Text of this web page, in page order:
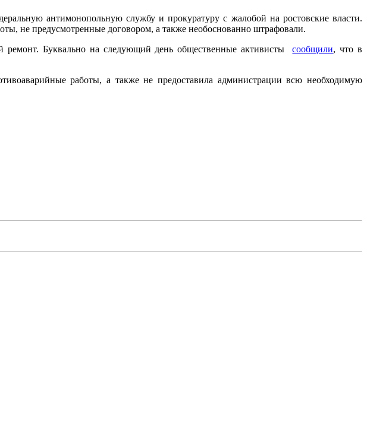
антимонопольную службу и прокуратуру с жалобой на ростовские власти.
не предусмотренные договором, а также необоснованно штрафовали.
ремонт. Буквально на следующий день общественные активистысообщили, что в
работы, а также не предоставила администрации всю необходимую